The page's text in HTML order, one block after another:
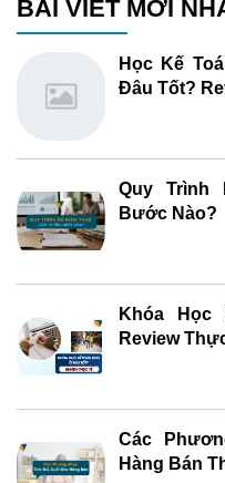
BÀI VIẾT MỚI
Học Kế
Đâu Tốt?
Quy Trình
Bước Nào?
Khóa
Review
Các
Hàng Bán